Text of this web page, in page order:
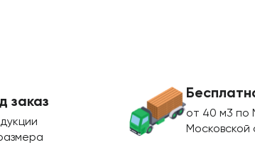
заказ
от 40 м3 по
Московской